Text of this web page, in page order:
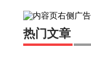
热门文章